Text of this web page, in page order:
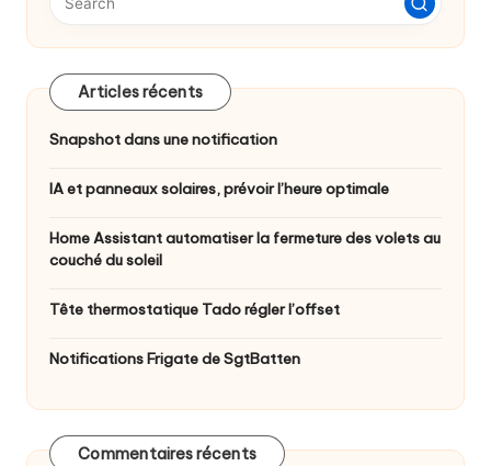
Articles récents
Snapshot dans une notification
IA et panneaux solaires, prévoir l’heure optimale
Home Assistant automatiser la fermeture des volets au
couché du soleil
Tête thermostatique Tado régler l’offset
Notifications Frigate de SgtBatten
Commentaires récents